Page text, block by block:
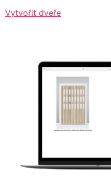
Vytvořit dveře